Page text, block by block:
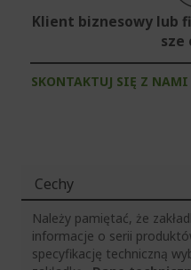
Klient biznesowy lub
sze
SKONTAKTUJ SIĘ Z NAMI
Cechy
Należy pamiętać, że
informacje o serii
specyfikację techniczną